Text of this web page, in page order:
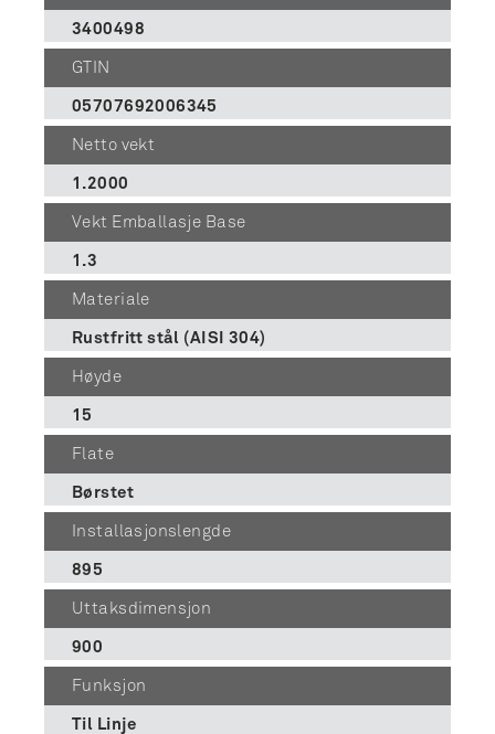
3400498
GTIN
05707692006345
Netto vekt
1.2000
Vekt Emballasje Base
1.3
Materiale
Rustfritt stål (AISI 304)
Høyde
15
Flate
Børstet
Installasjonslengde
895
Uttaksdimensjon
900
Funksjon
Til Linje